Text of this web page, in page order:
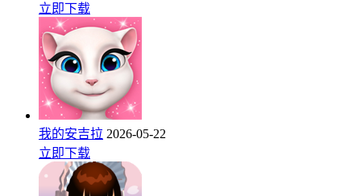
立即下载
我的安吉拉 2026-05-22
立即下载